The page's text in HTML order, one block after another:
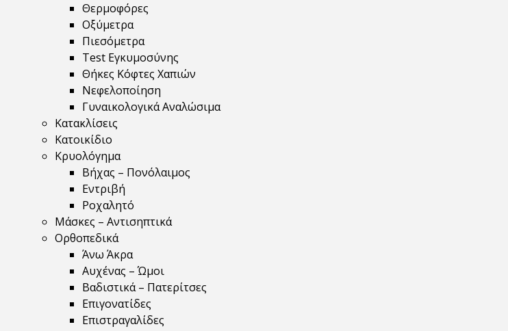
Θερμοφόρες
Οξύμετρα
Πιεσόμετρα
Test Εγκυμοσύνης
Θήκες Κόφτες Χαπιών
Νεφελοποίηση
Γυναικολογικά Αναλώσιμα
Κατακλίσεις
Κατοικίδιο
Κρυολόγημα
Βήχας – Πονόλαιμος
Εντριβή
Ροχαλητό
Μάσκες – Αντισηπτικά
Ορθοπεδικά
Άνω Άκρα
Αυχένας – Ώμοι
Βαδιστικά – Πατερίτσες
Επιγονατίδες
Επιστραγαλίδες